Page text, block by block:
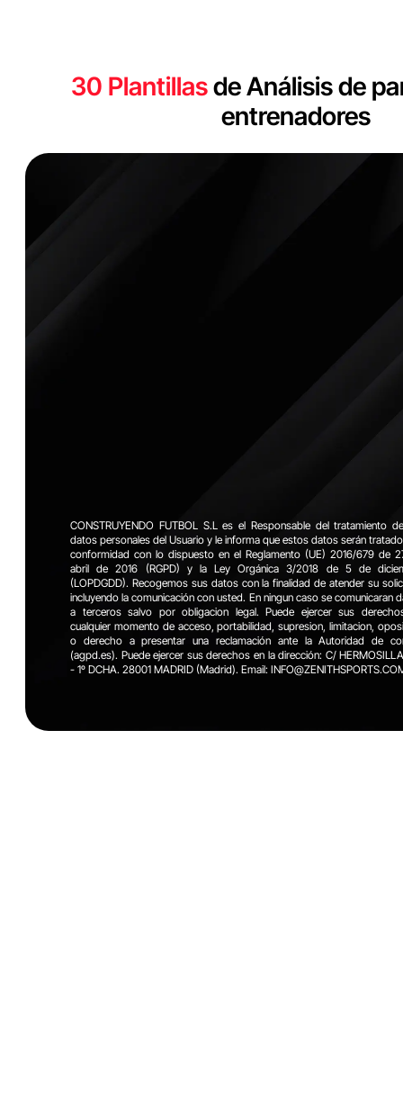
30 Plantillasde Análisis de
entrenadores
CONSTRUYENDO FUTBOL S.L es el Responsable del tratamiento
datos personales del Usuario y le informa que estos datos serán
conformidad con lo dispuesto en el Reglamento (UE) 2016/679 de
abril de 2016 (RGPD) y la Ley Orgánica 3/2018 de 5 de
(LOPDGDD). Recogemos sus datos con la finalidad de atender su
incluyendo la comunicación con usted. En ningun caso se comunicaran
a terceros salvo por obligacion legal. Puede ejercer sus
cualquier momento de acceso, portabilidad, supresion, limitacion,
o derecho a presentar una reclamación ante la Autoridad de
(agpd.es). Puede ejercer sus derechos en la dirección: C/
- 1º DCHA. 28001 MADRID (Madrid). Email: